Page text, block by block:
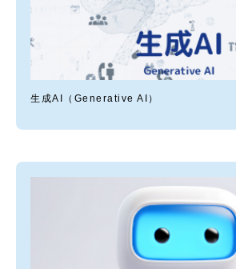
生成AI（Generative AI）